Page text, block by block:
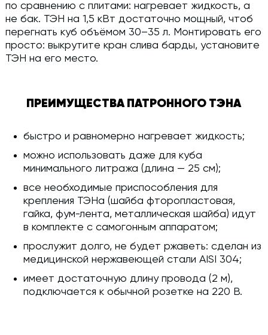
по сравнению с плитами: нагревает жидкость, а
не бак. ТЭН на 1,5 кВт достаточно мощный, чтоб
перегнать куб объёмом 30–35 л. Монтировать его
просто: выкрутите кран слива барды, установите
ТЭН на его место.
ПРЕИМУЩЕСТВА ПАТРОННОГО ТЭНА
быстро и равномерно нагревает жидкость;
можно использовать даже для куба
минимального литража (длина — 25 см);
все необходимые приспособления для
крепления ТЭНа (шайба фторопластовая,
гайка, фум-лента, металлическая шайба) идут
в комплекте с самогонным аппаратом;
прослужит долго, не будет ржаветь: сделан из
медицинской нержавеющей стали AISI 304;
имеет достаточную длину провода (2 м),
подключается к обычной розетке на 220 В.